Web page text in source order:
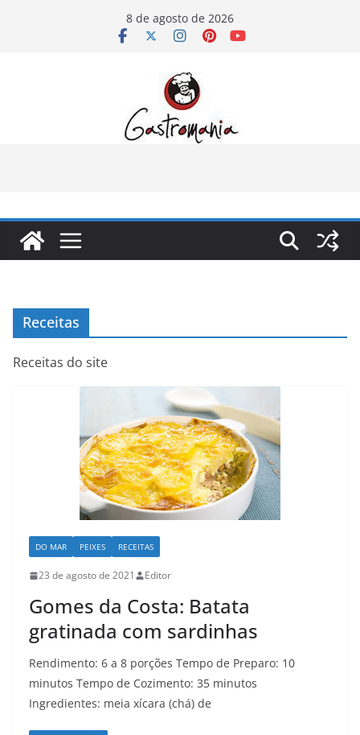
8 de agosto de 2026
Receitas
Receitas do site
DO MAR PEIXES RECEITAS
23 de agosto de 2021 Editor
Gomes da Costa: Batata
gratinada com sardinhas
Rendimento: 6 a 8 porções Tempo de Preparo: 10
minutos Tempo de Cozimento: 35 minutos
Ingredientes: meia xícara (chá) de